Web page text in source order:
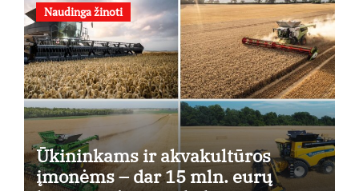
Naudinga žinoti
Ūkininkams ir akvakultūros
įmonėms – dar 15 mln. eurų